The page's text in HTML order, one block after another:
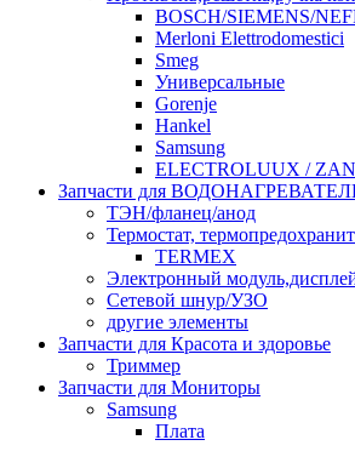
BOSCH/SIEMENS/
Merloni Elettrodomestici
Smeg
Универсальные
Gorenje
Hankel
Samsung
ELECTROLUUX /
Запчасти для
ТЭН/фланец/анод
Термостат,
TERMEX
Электронный
Сетевой шнур/УЗО
другие элементы
Запчасти для Красота и здоровье
Триммер
Запчасти для Мониторы
Samsung
Плата